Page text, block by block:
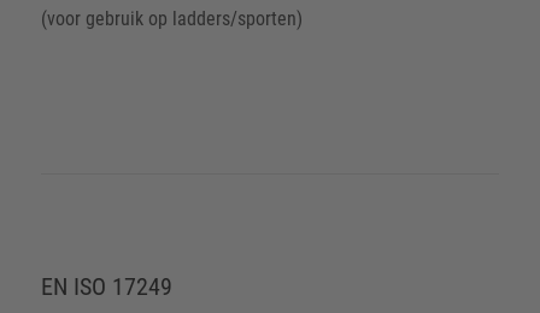
(voor gebruik op ladders/sporten)
EN ISO 17249